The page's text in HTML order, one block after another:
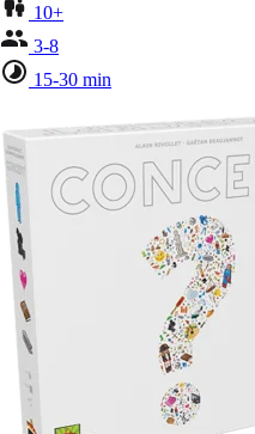
10+
3-8
15-30 min